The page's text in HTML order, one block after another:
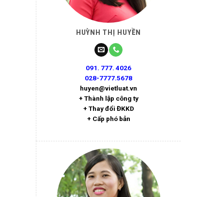
HUỲNH THỊ HUYỀN
091. 777. 4026
028-7777.5678
huyen@vietluat.vn
+ Thành lập công ty
+ Thay đổi ĐKKD
+ Cấp phó bản